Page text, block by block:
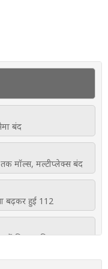
बंद
तक मॉल्स, मल्टीप्लेक्स बंद
बढ़कर हुई 112
विश्वास किया